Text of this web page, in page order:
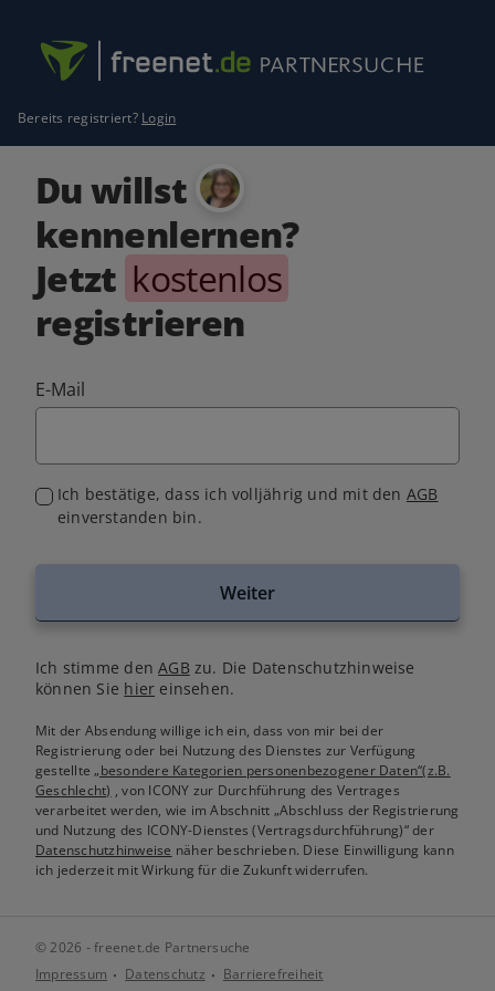
Bereits registriert? Login
Du willst
kennenlernen?
Jetzt kostenlos
registrieren
E-Mail
Ich bestätige, dass ich volljährig und mit den AGB
einverstanden bin.
Weiter
Ich stimme denAGB zu. Die Datenschutzhinweise
können Sie hier einsehen.
Mit der Absendung willige ich ein, dass von mir bei der
Registrierung oder bei Nutzung des Dienstes zur Verfügung
gestellte„besondere Kategorien personenbezogener Daten“(z.B.
Geschlecht) , von ICONY zur Durchführung des Vertrages
verarbeitet werden, wie im Abschnitt „Abschluss der Registrierung
und Nutzung des ICONY-Dienstes (Vertragsdurchführung)“ der
Datenschutzhinweise näher beschrieben. Diese Einwilligung kann
ich jederzeit mit Wirkung für die Zukunft widerrufen.
© 2026 - freenet.de Partnersuche
Impressum
Datenschutz Barrierefreiheit